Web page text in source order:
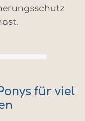
für viel